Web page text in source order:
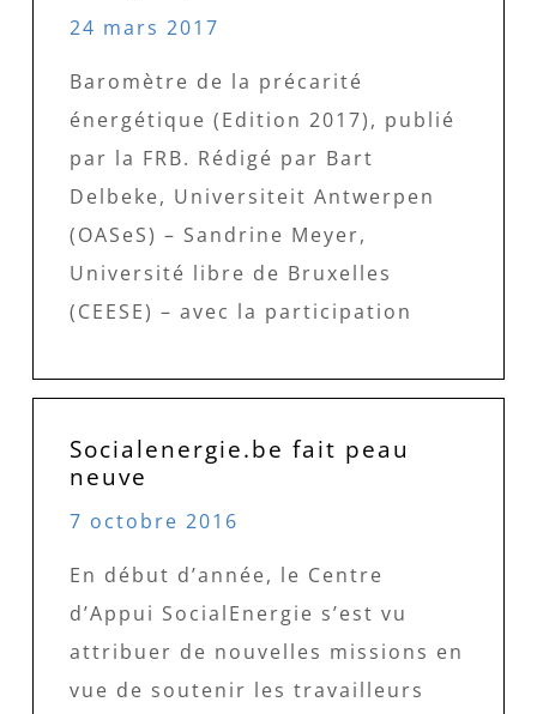
24 mars 2017
Baromètre de la précarité
énergétique (Edition 2017), publié
par la FRB. Rédigé par Bart
Delbeke, Universiteit Antwerpen
(OASeS) – Sandrine Meyer,
Université libre de Bruxelles
(CEESE) – avec la participation
Socialenergie.be fait peau
neuve
7 octobre 2016
En début d’année, le Centre
d’Appui SocialEnergie s’est vu
attribuer de nouvelles missions en
vue de soutenir les travailleurs